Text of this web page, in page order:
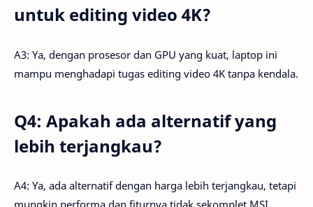
untuk editing video 4K?
A3: Ya, dengan prosesor dan GPU yang kuat, laptop ini
mampu menghadapi tugas editing video 4K tanpa kendala.
Q4: Apakah ada alternatif yang
lebih terjangkau?
A4: Ya, ada alternatif dengan harga lebih terjangkau, tetapi